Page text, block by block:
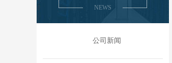
NEWS
公司新闻